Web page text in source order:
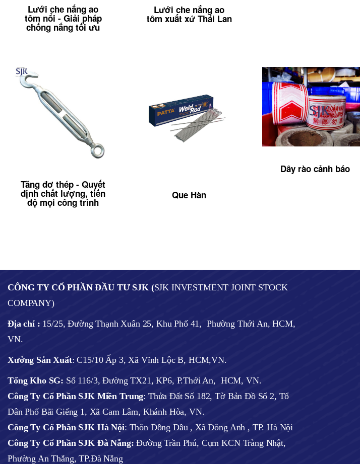
Lưới che nắng ao
tôm nổi - Giải pháp
chống nắng tối ưu
Lưới che nắng ao
tôm xuất xứ Thái Lan
Tăng đơ thép - Quyết
định chất lượng, tiến
độ mọi công trình
Que Hàn
Dây rào cảnh báo
CÔNG TY CỔ PHẦN ĐẦU TƯ SJK (SJK INVESTMENT JOINT STOCK
COMPANY)
Địa chỉ : 15/25, Đường Thạnh Xuân 25, Khu Phố 41, Phường Thới An, HCM,
VN.
Xưởng Sản Xuất: C15/10 Ấp 3, Xã Vĩnh Lộc B, HCM,VN.
Tổng Kho SG: Số 116/3, Đường TX21, KP6, P.Thới An, HCM, VN.
Công Ty Cổ Phần SJK Miền Trung: Thửa Đất Số 182, Tờ Bản Đồ Số 2, Tổ
Dân Phố Bãi Giếng 1, Xã Cam Lâm, Khánh Hòa, VN.
Công Ty Cổ Phần SJK Hà Nội: Thôn Đồng Dầu , Xã Đông Anh , TP. Hà Nội
Công Ty Cổ Phần SJK Đà Nẵng: Đường Trần Phú, Cụm KCN Tràng Nhật,
Phường An Thắng, TP.Đà Nẵng